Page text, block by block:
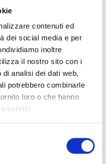
contenuti ed
dei social media e per
inoltre
il nostro sito con i
analisi dei dati web,
potrebbero combinarle
loro o che hanno
servizi.
in una
dell'UE. Il
minuti per essere
presenterà la sua
dell’UE a maggio
l'8 marzo
content/fondi-
unico-